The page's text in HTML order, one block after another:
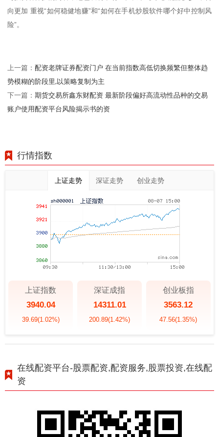
向更加 重视“如何稳健地赚”和“如何在手机炒股软件哪个好中控制风
险”。
上一篇： 配资老牌证券配资门户 在当前指数高低切换频繁但整体趋
势模糊的阶段里,以策略复制为主
下一篇： 期货交易所鑫东财配资 最新阶段偏好高流动性品种的交易
账户使用配资平台风险揭示书的资
行情指数
上证走势 深证走势 创业走势
上证指数
3940.04
39.69(1.02%)
深证成指
14311.01
200.89(1.42%)
创业板指
3563.12
47.56(1.35%)
在线配资平台-股票配资,配资服务,股票投资,在线配
资